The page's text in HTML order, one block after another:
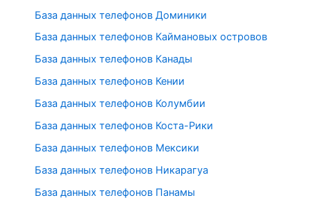
База данных телефонов Доминики
База данных телефонов Каймановых островов
База данных телефонов Канады
База данных телефонов Кении
База данных телефонов Колумбии
База данных телефонов Коста-Рики
База данных телефонов Мексики
База данных телефонов Никарагуа
База данных телефонов Панамы